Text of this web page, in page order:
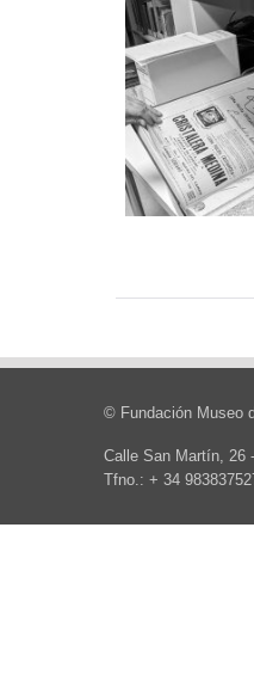
© Fundación Museo
Calle San Martín, 26
Tfno.: + 34